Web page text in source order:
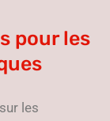
pour les
les